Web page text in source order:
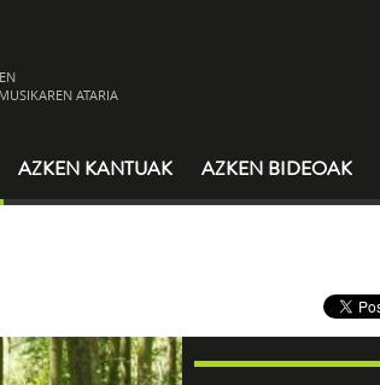
ATARIA
AZKEN KANTUAK AZKEN BIDEOAK